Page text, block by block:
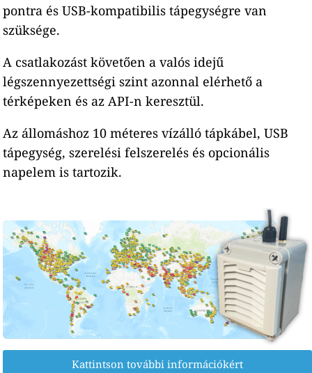
pontra és USB-kompatibilis tápegységre van
szüksége.
A csatlakozást követően a valós idejű
légszennyezettségi szint azonnal elérhető a
térképeken és az API-n keresztül.
Az állomáshoz 10 méteres vízálló tápkábel, USB
tápegység, szerelési felszerelés és opcionális
napelem is tartozik.
Kattintson további információkért